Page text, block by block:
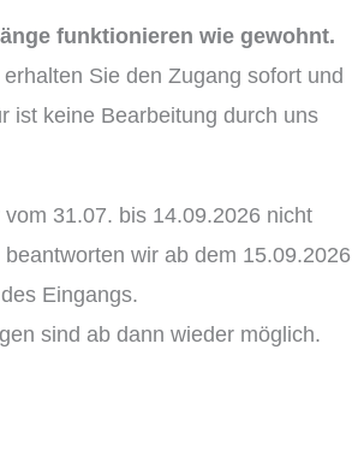
funktionieren wie gewohnt.
Sie den Zugang sofort und
ist keine Bearbeitung durch uns
31.07. bis 14.09.2026 nicht
wir ab dem 15.09.2026
Eingangs.
sind ab dann wieder möglich.